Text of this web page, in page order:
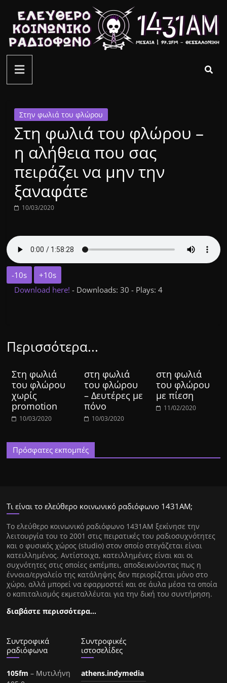
περιεχόμενο
ελεύθερο
κοινωνικό
ραδιόφωνο
1431AM
Στην φωλιά του φλώρου
Στη φωλιά του φλώρου –
η αλήθεια που σας
πειράζει να μην την
ξαναφάτε
10/03/2020
-10s
+10s
Download here!- Downloads: 30 - Plays: 4
Περισσότερα...
Στη φωλιά
του φλώρου
χωρίς
promotion
10/03/2020
στη φωλιά
του φλώρου
– Δευτέρες με
πόνο
10/03/2020
στη φωλιά
του φλώρου
με πίεση
11/02/2020
Πρόσφατες εκπομπές
Τι είναι το ελεύθερο κοινωνικό ραδιόφωνο 1431ΑΜ;
Tο ελεύθερο κοινωνικό ραδιόφωνο 1431AM ξεκίνησε την
λειτουργία του το 2001 στις πειρατικές του ραδιοσυχνότητες
και ο φυσικός χώρος (studio) στον οποίο στεγάζεται είναι
κατειλλημένος. Αντίστοιχα, κατειλλημένες είναι και οι
συχνότητες στις οποίες εκπέμπει, αποδεικνύοντας πως η
έννοια/εργαλείο της κατάληψης δεν περιορίζεται μόνο στο
χώρο, αλλά μπορεί να εφαρμοστεί και σε άυλα μέσα τα οποία
ο καπιταλισμός εκμεταλλέυται για την δική του συντήρηση.
διαβάστε περισσότερα…
Συντροφικά
ραδιόφωνα
105fm – Μυτιλήνη
Συντροφικές
ιστοσελίδες
athens.indymedia